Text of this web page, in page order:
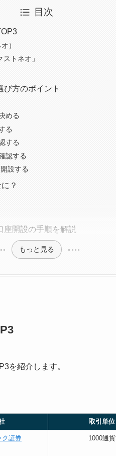
目次
）
トネオ」
び方のポイント
める
る
する
認する
設する
？
座開設の手順を解説
もっと見る
を紹介します。
取引単位
ク証券 1000通貨